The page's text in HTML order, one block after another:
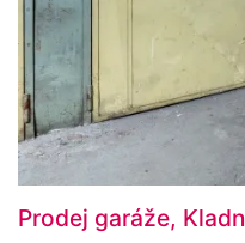
Prodej garáže,